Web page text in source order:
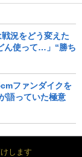
況をどう変えた
ん使って…」“勝ち
ファンダイクを
語っていた極意
します